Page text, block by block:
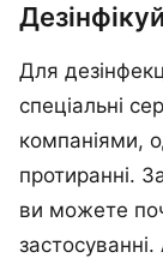
Для
спеціальні
компаніями,
протиранні.
ви можете